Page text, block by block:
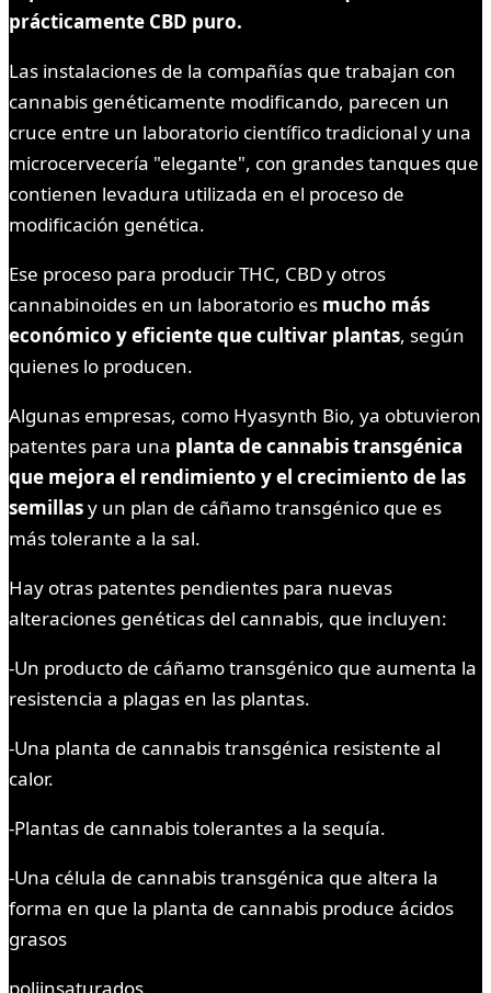
prácticamente CBD puro.
Las instalaciones de la compañías que trabajan con
cannabis genéticamente modificando, parecen un
cruce entre un laboratorio científico tradicional y una
microcervecería "elegante", con grandes tanques que
contienen levadura utilizada en el proceso de
modificación genética.
Ese proceso para producir THC, CBD y otros
cannabinoides en un laboratorio es mucho más
económico y eficiente que cultivar plantas, según
quienes lo producen.
Algunas empresas, como Hyasynth Bio, ya obtuvieron
patentes para una planta de cannabis transgénica
que mejora el rendimiento y el crecimiento de las
semillasy un plan de cáñamo transgénico que es
más tolerante a la sal.
Hay otras patentes pendientes para nuevas
alteraciones genéticas del cannabis, que incluyen:
-Un producto de cáñamo transgénico que aumenta la
resistencia a plagas en las plantas.
-Una planta de cannabis transgénica resistente al
calor.
-Plantas de cannabis tolerantes a la sequía.
-Una célula de cannabis transgénica que altera la
forma en que la planta de cannabis produce ácidos
grasos